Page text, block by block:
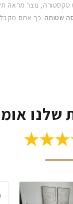
נוצר מראה
שטוחה. כך אתם
שלנו